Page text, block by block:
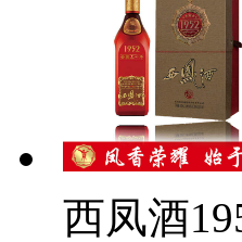
西凤酒